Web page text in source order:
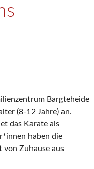
Bargteheide
(8-12 Jahre) an.
das Karate als
haben die
von Zuhause aus